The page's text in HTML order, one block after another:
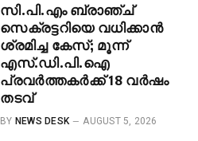
സി.പി.എം ബ്രാഞ്ച്
സെക്രട്ടറിയെ വധിക്കാൻ
ശ്രമിച്ച കേസ്; മൂന്ന്
എസ്.ഡി.പി.ഐ
പ്രവർത്തകർക്ക് 18 വർഷം
തടവ്
BY NEWS DESK AUGUST 5, 2026